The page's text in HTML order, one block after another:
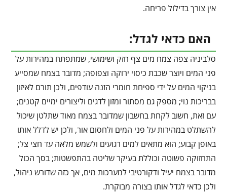
אין צורך בדילול פריחה.
האם כדאי לגדל:
סלביניה צפה צמח מים צף חזק ושימושי, שמתפתח במהירות על
פני המים ויוצר שכבת כיסוי ירוקה וצפופה; מדובר בצמח שמסייע
בניקוי המים על ידי ספיחת חומרי הזנה עודפים, ולכן תורם לאיזון
בבריכות נוי; מספק גם מסתור ומזון לדגים וליצורים ימיים קטנים;
עם זאת, חשוב לקחת בחשבון שמדובר בצמח מאוד שתלטן שיכול
להשתלט במהירות על פני המים ולחסום אור, ולכן יש לדלל אותו
באופן קבוע; הוא מתאים למים רגועים ולשמש מלאה עד חצי צל;
התחזוקה פשוטה וכוללת בעיקר שליטה בהתפשטות; בסך הכול
מדובר בצמח יעיל ודקורטיבי למערכות מים, אך כזה שדורש ניהול,
ולכן כדאי לגדל אותו בצורה מבוקרת.